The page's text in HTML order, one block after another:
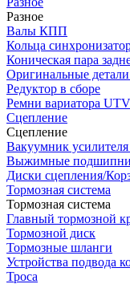
Разное
Валы КПП
Кольца
Коническая пара
Оригинальные
Редуктор в сборе
Ремни вариатора
Сцепление
Сцепление
Вакуумник
Выжимные
Диски сцепления/
Тормозная система
Тормозная система
Главный тормозной
Тормозной диск
Тормозные шланги
Устройства подвода
Троса